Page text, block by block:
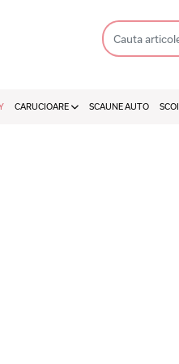
CARUCIOARE SCAUNE AUTO